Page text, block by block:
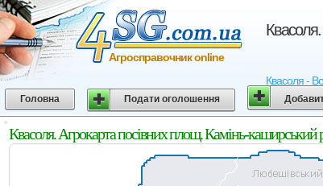
Квасоля.
Квасоля -
Агросправочник online
Головна Подати оголошення
Квасоля. Агрокарта посівних площ. Камінь-каширський